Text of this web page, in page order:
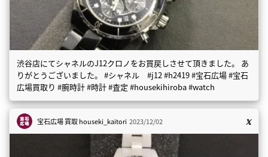
渋谷店にてシャネルのJ12クロノをお買戻しさせて頂きました。 あ
りがとうございました。 #シャネル #j12 #h2419 #宝石広場 #宝石
広場買取り #腕時計 #時計 #査定 #housekihiroba #watch
宝石広場 買取houseki_kaitori 2023/12/02